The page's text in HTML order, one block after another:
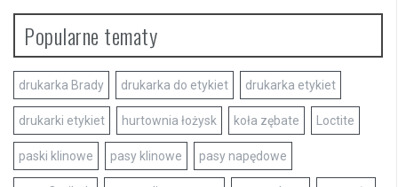
Popularne tematy
drukarka Brady drukarka do etykiet drukarka etykiet
drukarki etykiet hurtownia łożysk koła zębate Loctite
paski klinowe pasy klinowe pasy napędowe